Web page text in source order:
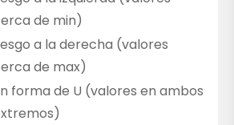
de min)
a la derecha (valores
de max)
forma de U (valores en ambos